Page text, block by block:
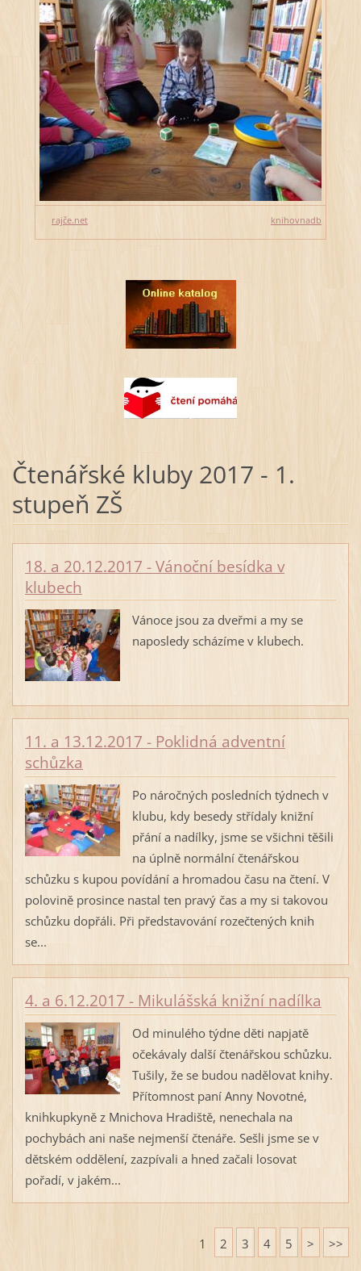
knihovnadb
rajče.net
Čtenářské kluby 2017 - 1.
stupeň ZŠ
18. a 20.12.2017 - Vánoční besídka v
klubech
Vánoce jsou za dveřmi a my se
naposledy scházíme v klubech.
11. a 13.12.2017 - Poklidná adventní
schůzka
Po náročných posledních týdnech v
klubu, kdy besedy střídaly knižní
přání a nadílky, jsme se všichni těšili
na úplně normální čtenářskou
schůzku s kupou povídání a hromadou času na čtení. V
polovině prosince nastal ten pravý čas a my si takovou
schůzku dopřáli. Při představování rozečtených knih
se...
4. a 6.12.2017 - Mikulášská knižní nadílka
Od minulého týdne děti napjatě
očekávaly další čtenářskou schůzku.
Tušily, že se budou nadělovat knihy.
Přítomnost paní Anny Novotné,
knihkupkyně z Mnichova Hradiště, nenechala na
pochybách ani naše nejmenší čtenáře. Sešli jsme se v
dětském oddělení, zazpívali a hned začali losovat
pořadí, v jakém...
1 2 3 4 5 > >>